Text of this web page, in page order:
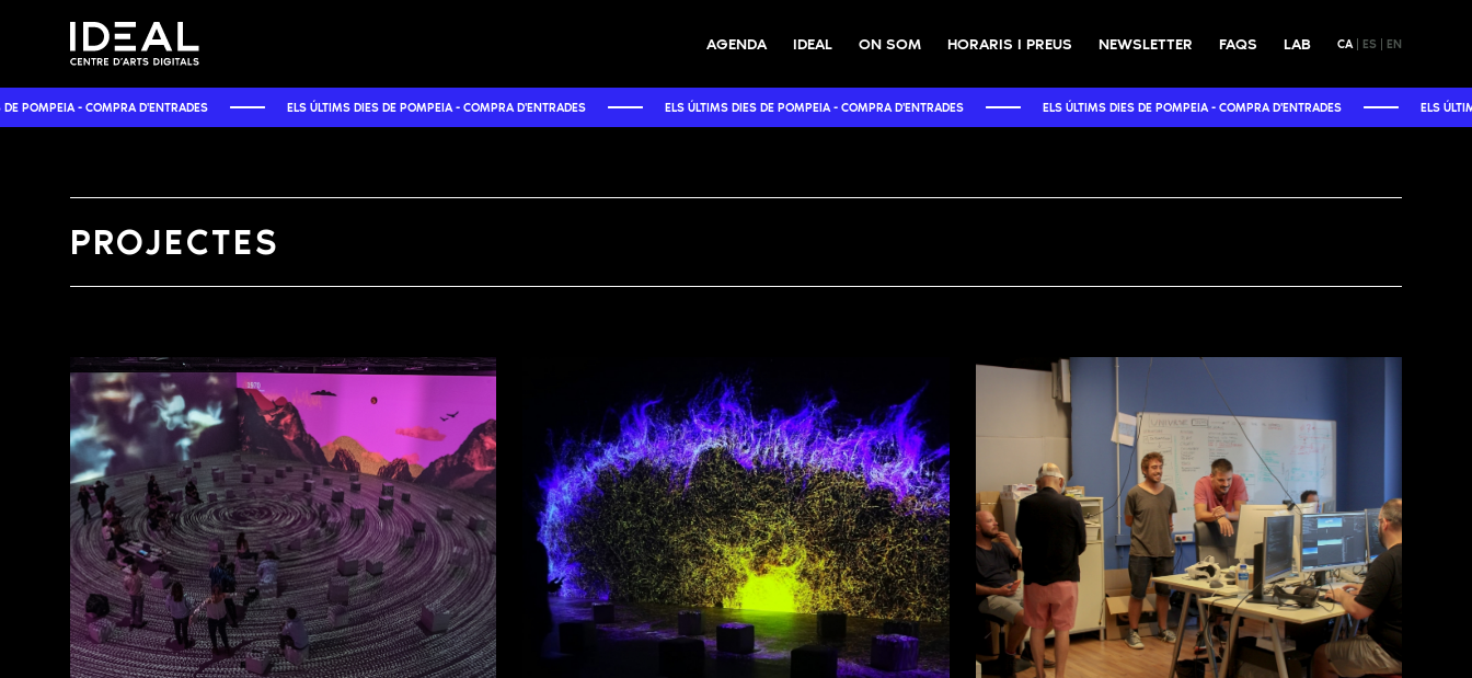
AGENDA IDEAL ON SOM HORARIS I PREUS NEWSLETTER FAQS LAB CA ES EN
- COMPRA D'ENTRADES ELS ÚLTIMS DIES DE POMPEIA - COMPRA D'ENTRADES ELS ÚLTIMS DIES DE POMPEIA - COMPRA D'ENTRADES ELS ÚLTIMS DIES DE POMPEIA - COMPRA D'ENTRADES ELS ÚLTIMS DIES
PROJECTES